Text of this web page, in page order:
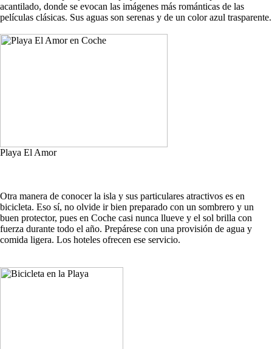
acantilado, donde se evocan las imágenes más románticas de las
películas clásicas. Sus aguas son serenas y de un color azul trasparente.
Playa El Amor
Otra manera de conocer la isla y sus particulares atractivos es en
bicicleta. Eso sí, no olvide ir bien preparado con un sombrero y un
buen protector, pues en Coche casi nunca llueve y el sol brilla con
fuerza durante todo el año. Prepárese con una provisión de agua y
comida ligera. Los hoteles ofrecen ese servicio.